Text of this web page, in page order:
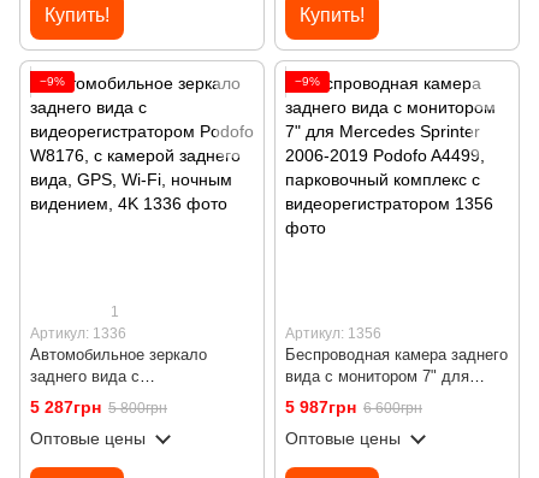
Auto/CarPlay, Bluetooth, FM,
Wi-Fi.
Купить! Купить!
−9%
1
Артикул: 1336
Автомобильное зеркало
заднего вида с
видеорегистратором Podofo
W8176, с камерой заднего
вида, GPS, Wi-Fi, ночным
видением, 4K
5 287грн 5 800грн
Оптовые цены
−9%
Артикул: 1356
Беспроводная камера заднего
вида с монитором 7" для
Mercedes Sprinter 2006-2019
Podofo A4499, парковочный
комплекс с
видеорегистратором
5 987грн 6 600грн
Оптовые цены